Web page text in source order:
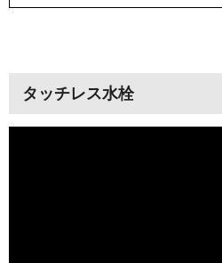
タッチレス水栓